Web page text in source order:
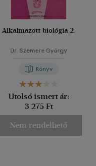
Alkalmazott biológia 2.
Dr. Szemere György
Könyv
Utolsó ismert ár:
3 275 Ft
Nem rendelhető